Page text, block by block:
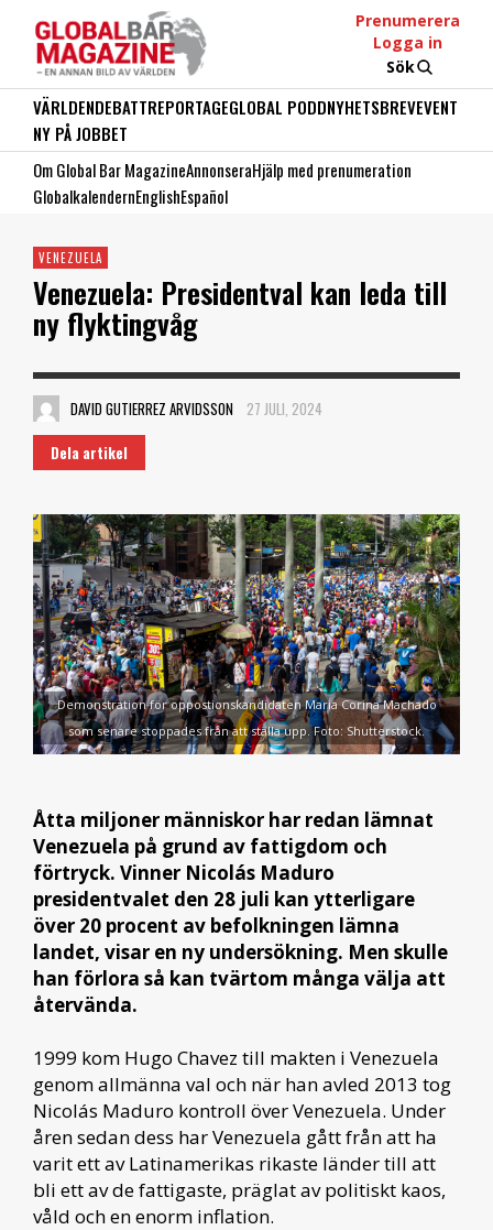
Prenumerera
Logga in
Sök
VÄRLDENDEBATTREPORTAGEGLOBAL PODDNYHETSBREVEVENT
NY PÅ JOBBET
Om Global Bar MagazineAnnonseraHjälp med prenumeration
GlobalkalendernEnglishEspañol
VENEZUELA
Venezuela: Presidentval kan leda till
ny flyktingvåg
DAVID GUTIERREZ ARVIDSSON
27 JULI, 2024
Dela artikel
Demonstration för oppostionskandidaten Maria Corina Machado
som senare stoppades från att ställa upp. Foto: Shutterstock.
Åtta miljoner människor har redan lämnat
Venezuela på grund av fattigdom och
förtryck. Vinner Nicolás Maduro
presidentvalet den 28 juli kan ytterligare
över 20 procent av befolkningen lämna
landet, visar en ny undersökning. Men skulle
han förlora så kan tvärtom många välja att
återvända.
1999 kom Hugo Chavez till makten i Venezuela
genom allmänna val och när han avled 2013 tog
Nicolás Maduro kontroll över Venezuela. Under
åren sedan dess har Venezuela gått från att ha
varit ett av Latinamerikas rikaste länder till att
bli ett av de fattigaste, präglat av politiskt kaos,
våld och en enorm inflation.